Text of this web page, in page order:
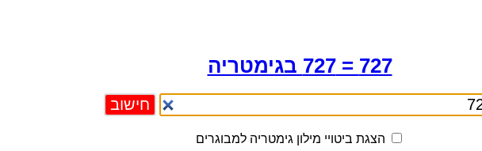
727 = 727 בגימטריה
הצגת ביטויי מילון גימטריה למבוגרים